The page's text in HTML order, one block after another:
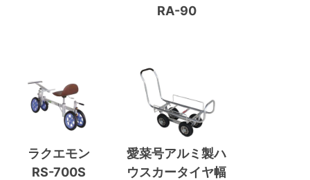
RA-90
ラクエモン
RS-700S
愛菜号アルミ製ハ
ウスカータイヤ幅